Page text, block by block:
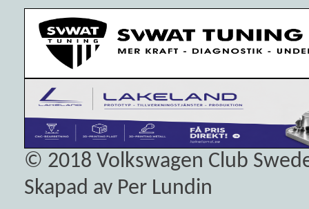
© 2018 Volkswagen Club
Skapad av Per Lundin